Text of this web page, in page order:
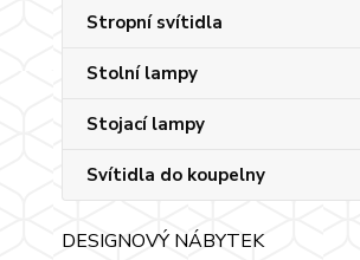
Stropní svítidla
Stolní lampy
Stojací lampy
Svítidla do koupelny
DESIGNOVÝ NÁBYTEK